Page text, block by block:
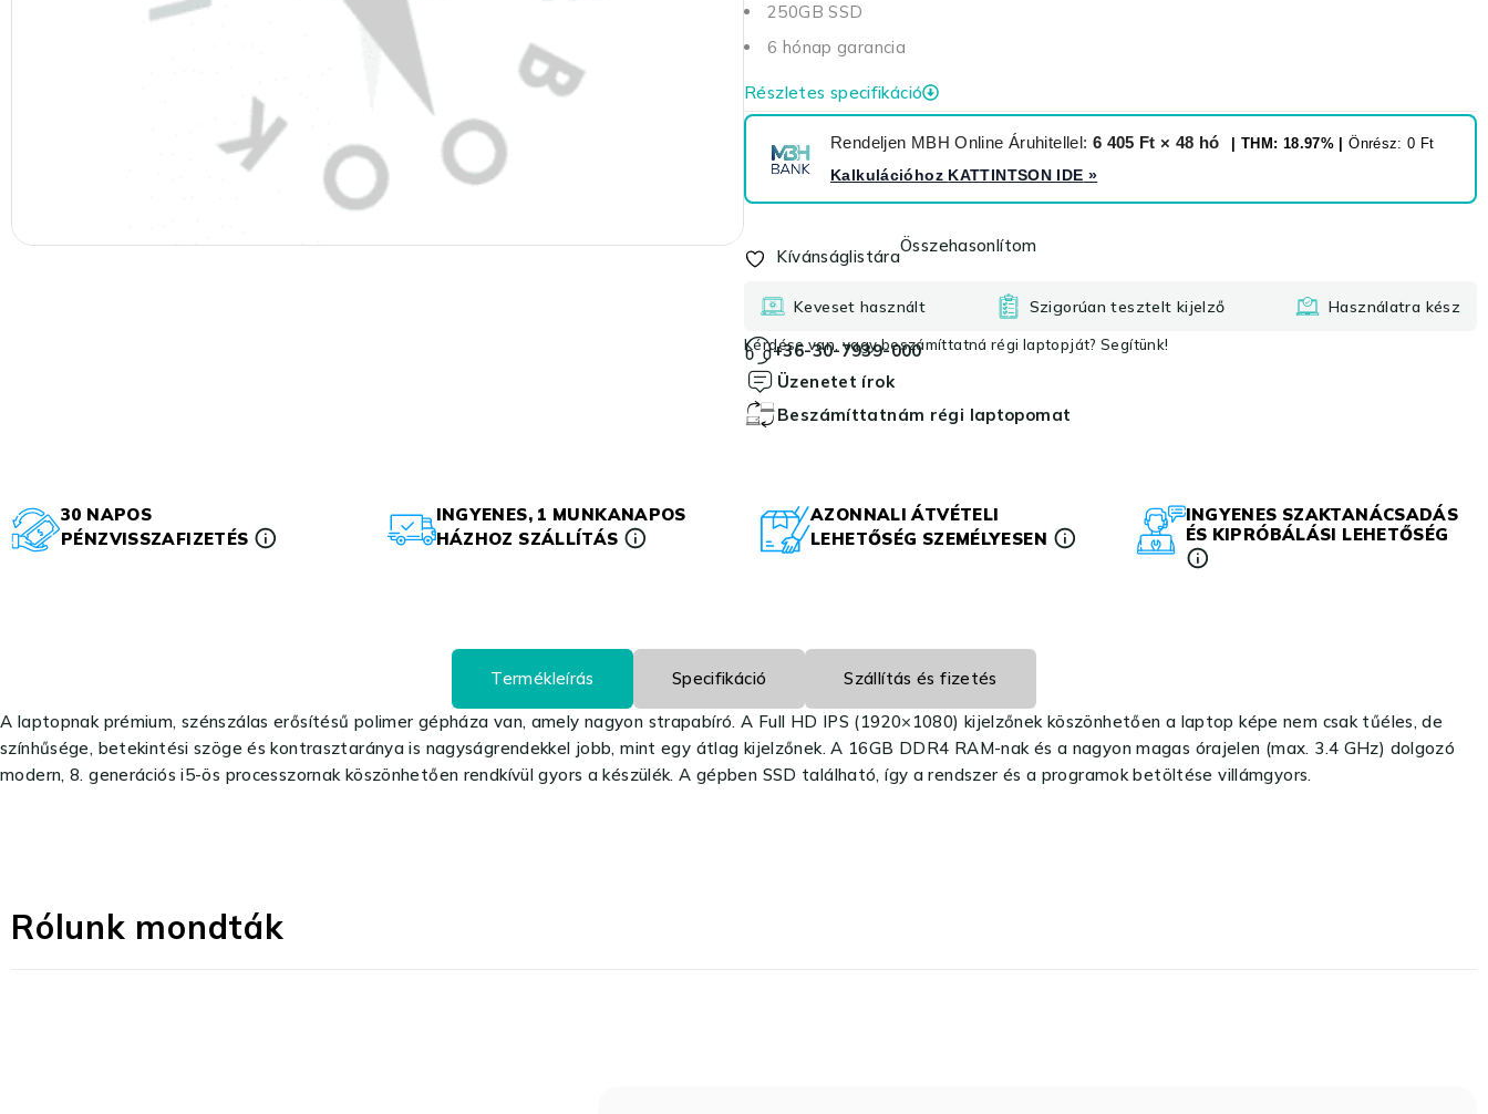
250GB SSD
6 hónap garancia
Részletes specifikáció
Rendeljen MBH Online Áruhitellel: 6 405 Ft × 48 hó | THM: 18.97% |Önrész: 0 Ft
Kalkulációhoz KATTINTSON IDE »
Kívánságlistára
Összehasonlítom
Keveset használt Szigorúan tesztelt kijelző Használatra kész
Kérdése van, vagy beszámíttatná régi laptopját? Segítünk!
+36-30-7939-000
Üzenetet írok
Beszámíttatnám régi laptopomat
30 NAPOS
PÉNZVISSZAFIZETÉS
INGYENES, 1 MUNKANAPOS
HÁZHOZ SZÁLLÍTÁS
AZONNALI ÁTVÉTELI
LEHETŐSÉG SZEMÉLYESEN
INGYENES SZAKTANÁCSADÁS
ÉS KIPRÓBÁLÁSI LEHETŐSÉG
Termékleírás Specifikáció Szállítás és fizetés
A laptopnak prémium, szénszálas erősítésű polimer gépháza van, amely nagyon strapabíró. A Full HD IPS (1920×1080) kijelzőnek köszönhetően a laptop képe nem csak tűéles, de
színhűsége, betekintési szöge és kontrasztaránya is nagyságrendekkel jobb, mint egy átlag kijelzőnek. A 16GB DDR4 RAM-nak és a nagyon magas órajelen (max. 3.4 GHz) dolgozó
modern, 8. generációs i5-ös processzornak köszönhetően rendkívül gyors a készülék. A gépben SSD található, így a rendszer és a programok betöltése villámgyors.
Rólunk mondták